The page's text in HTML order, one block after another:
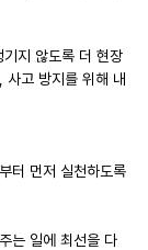
지 않도록 더 현장
사고 방지를 위해 내
터 먼저 실천하도록
는 일에 최선을 다